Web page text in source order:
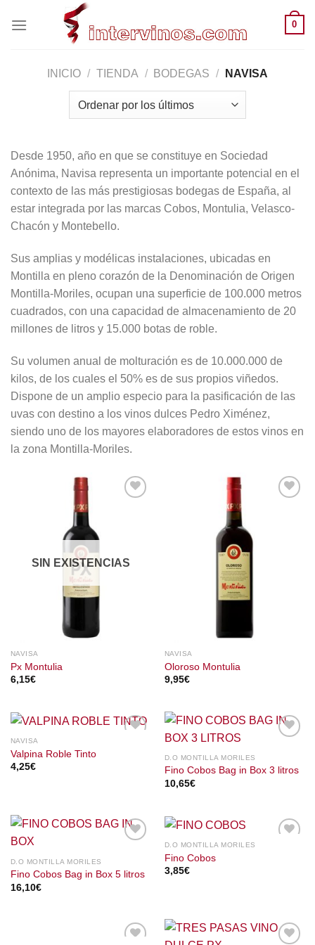
0
INICIO / TIENDA / BODEGAS / NAVISA
Desde 1950, año en que se constituye en Sociedad
Anónima, Navisa representa un importante potencial en el
contexto de las más prestigiosas bodegas de España, al
estar integrada por las marcas Cobos, Montulia, Velasco-
Chacón y Montebello.
Sus amplias y modélicas instalaciones, ubicadas en
Montilla en pleno corazón de la Denominación de Origen
Montilla-Moriles, ocupan una superficie de 100.000 metros
cuadrados, con una capacidad de almacenamiento de 20
millones de litros y 15.000 botas de roble.
Su volumen anual de molturación es de 10.000.000 de
kilos, de los cuales el 50% es de sus propios viñedos.
Dispone de un amplio especio para la pasificación de las
uvas con destino a los vinos dulces Pedro Ximénez,
siendo uno de los mayores elaboradores de estos vinos en
la zona Montilla-Moriles.
SIN EXISTENCIAS
NAVISA
Px Montulia
6,15€
NAVISA
Oloroso Montulia
9,95€
NAVISA
Valpina Roble Tinto
4,25€
D.O MONTILLA MORILES
Fino Cobos Bag in Box 3 litros
10,65€
D.O MONTILLA MORILES
Fino Cobos Bag in Box 5 litros
16,10€
D.O MONTILLA MORILES
Fino Cobos
3,85€